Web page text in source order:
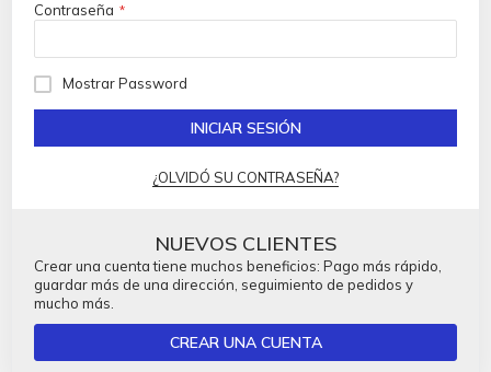
Contraseña
Mostrar Password
INICIAR SESIÓN
¿OLVIDÓ SU CONTRASEÑA?
NUEVOS CLIENTES
Crear una cuenta tiene muchos beneficios: Pago más rápido,
guardar más de una dirección, seguimiento de pedidos y
mucho más.
CREAR UNA CUENTA